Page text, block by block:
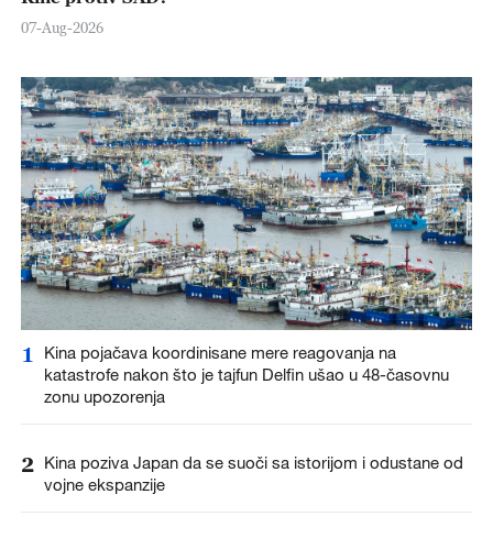
07-Aug-2026
1
Kina pojačava koordinisane mere reagovanja na
katastrofe nakon što je tajfun Delfin ušao u 48-časovnu
zonu upozorenja
2 Kina poziva Japan da se suoči sa istorijom i odustane od
vojne ekspanzije